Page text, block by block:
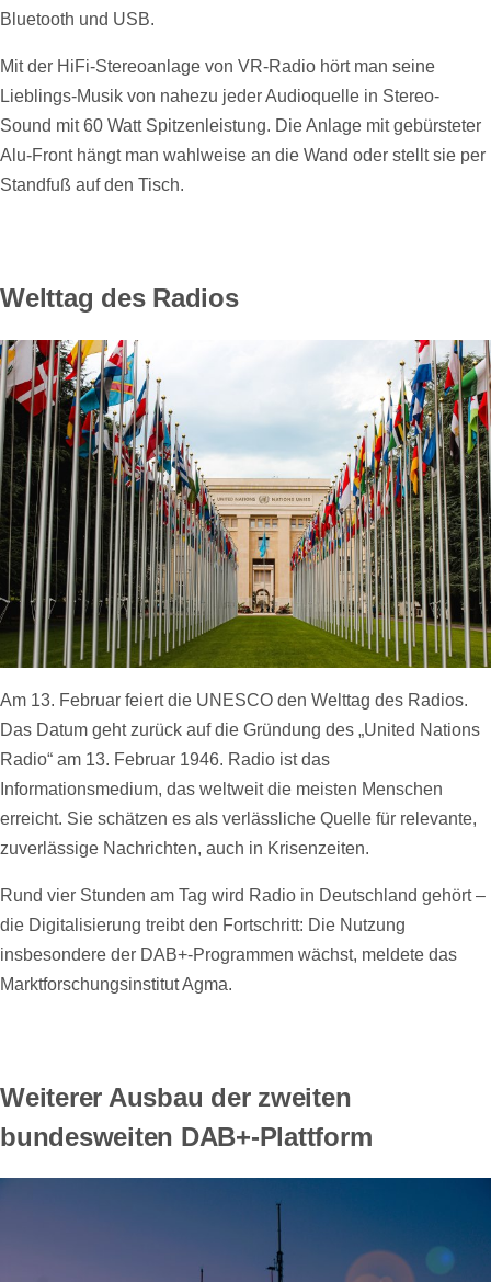
Bluetooth und USB.
Mit der HiFi-Stereoanlage von VR-Radio hört man seine
Lieblings-Musik von nahezu jeder Audioquelle in Stereo-
Sound mit 60 Watt Spitzenleistung. Die Anlage mit gebürsteter
Alu-Front hängt man wahlweise an die Wand oder stellt sie per
Standfuß auf den Tisch.
Welttag des Radios
Am 13. Februar feiert die UNESCO den Welttag des Radios.
Das Datum geht zurück auf die Gründung des „United Nations
Radio“ am 13. Februar 1946. Radio ist das
Informationsmedium, das weltweit die meisten Menschen
erreicht. Sie schätzen es als verlässliche Quelle für relevante,
zuverlässige Nachrichten, auch in Krisenzeiten.
Rund vier Stunden am Tag wird Radio in Deutschland gehört –
die Digitalisierung treibt den Fortschritt: Die Nutzung
insbesondere der DAB+-Programmen wächst, meldete das
Marktforschungsinstitut Agma.
Weiterer Ausbau der zweiten
bundesweiten DAB+-Plattform